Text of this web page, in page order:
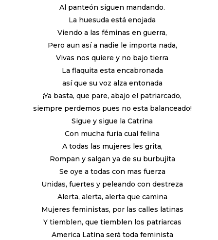
Al panteón siguen mandando.
La huesuda está enojada
Viendo a las féminas en guerra,
Pero aun así a nadie le importa nada,
Vivas nos quiere y no bajo tierra
La flaquita esta encabronada
así que su voz alza entonada
¡Ya basta, que pare, abajo el patriarcado,
siempre perdemos pues no esta balanceado!
Sigue y sigue la Catrina
Con mucha furia cual felina
A todas las mujeres les grita,
Rompan y salgan ya de su burbujita
Se oye a todas con mas fuerza
Unidas, fuertes y peleando con destreza
Alerta, alerta, alerta que camina
Mujeres feministas, por las calles latinas
Y tiemblen, que tiemblen los patriarcas
America Latina será toda feminista